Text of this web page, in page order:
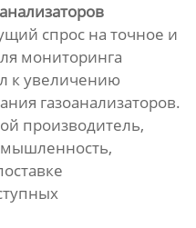
спрос на точное и
мониторинга
к увеличению
газоанализаторов.
производитель,